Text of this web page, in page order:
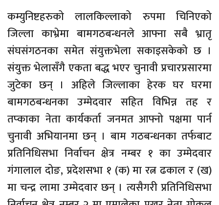
कम्युनिष्टहरुको लालकिल्लाको रुपमा चिनिएको
जिल्ला काभ्रेमा बामगठबन्धनले आफ्ना सबै भ्रातृ
संघसंगठनका समेत संयुक्तभेला सकाइसकेको छ ।
संयुक्त भेलासँगै एकता बद्ध भएर चुनावी प्रचारप्रसारमा
जुटेका छन् । अहिले जिल्लाका हेरक घर घरमा
बामगठबन्धनका उम्मेदवार सहित विभिन्न तह र
तप्काका नेता कार्यकर्ता जनमत आफ्नो पक्षमा पार्न
चुनावी अभियानमा छन् । बाम गठबन्धनका तर्फबाट
प्रतिनिधिसभा निर्वाचन क्षेत्र नम्बर १ का उम्मेदवार
गंगालाल दोङ, प्रदेशसभा १ (क) मा रत्न ढकाल र (ख)
मा चन्द्र लामा उम्मेदवार छन् । त्यसैगरी प्रतिनिधिसभा